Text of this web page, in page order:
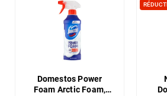
Domestos Power
Foam Arctic Foam,